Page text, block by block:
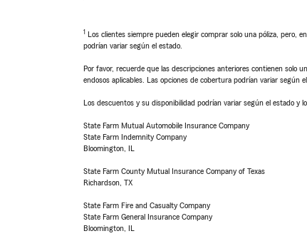
1 Los clientes siempre pueden elegir comprar solo una póliza, pero,
podrían variar según el estado.
Por favor, recuerde que las descripciones anteriores contienen solo
endosos aplicables. Las opciones de cobertura podrían variar según
Los descuentos y su disponibilidad podrían variar según el estado y
State Farm Mutual Automobile Insurance Company
State Farm Indemnity Company
Bloomington, IL
State Farm County Mutual Insurance Company of Texas
Richardson, TX
State Farm Fire and Casualty Company
State Farm General Insurance Company
Bloomington, IL